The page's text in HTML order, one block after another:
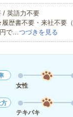
/ 英語力不要
歴書不要・来社不要
円で…つづきを見る
女性
テキパキ